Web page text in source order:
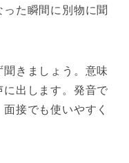
た瞬間に別物に聞
きましょう。意味
出します。発音で
接でも使いやすく